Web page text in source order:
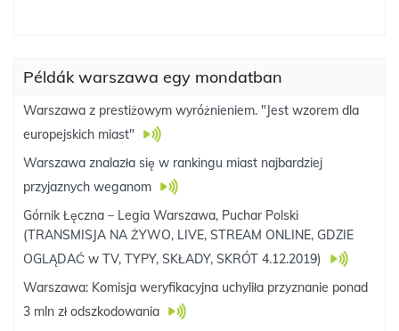
Példák warszawa egy mondatban
Warszawa z prestiżowym wyróżnieniem. "Jest wzorem dla
europejskich miast"
Warszawa znalazła się w rankingu miast najbardziej
przyjaznych weganom
Górnik Łęczna – Legia Warszawa, Puchar Polski
(TRANSMISJA NA ŻYWO, LIVE, STREAM ONLINE, GDZIE
OGLĄDAĆ w TV, TYPY, SKŁADY, SKRÓT 4.12.2019)
Warszawa: Komisja weryfikacyjna uchyliła przyznanie ponad
3 mln zł odszkodowania